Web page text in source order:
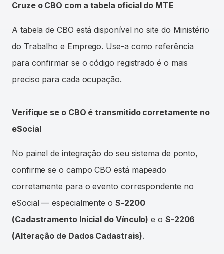
Cruze o CBO com a tabela oficial do MTE
A tabela de CBO está disponível no site do Ministério
do Trabalho e Emprego. Use-a como referência
para confirmar se o código registrado é o mais
preciso para cada ocupação.
Verifique se o CBO é transmitido corretamente no
eSocial
No painel de integração do seu sistema de ponto,
confirme se o campo CBO está mapeado
corretamente para o evento correspondente no
eSocial — especialmente o S-2200
(Cadastramento Inicial do Vínculo) e o S-2206
(Alteração de Dados Cadastrais).